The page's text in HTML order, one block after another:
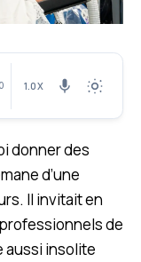
1.0X
donner des
d’une
Il invitait en
de
aussi insolite